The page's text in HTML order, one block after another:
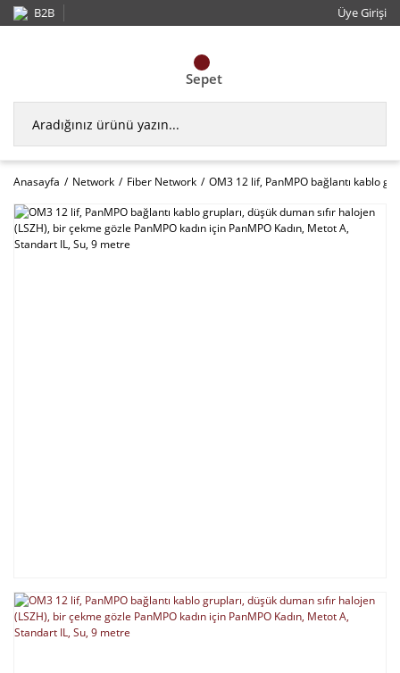
B2B Üye Girişi
Sepet
Anasayfa Network Fiber Network OM3 12 lif, PanMPO bağlantı kablo